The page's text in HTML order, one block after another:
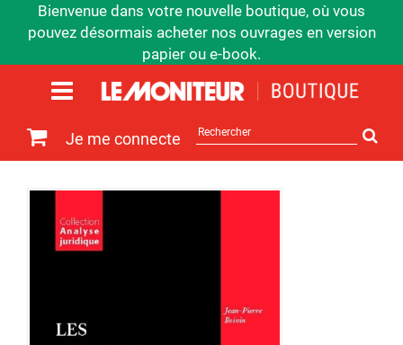
Bienvenue dans votre nouvelle boutique, où vous
pouvez désormais acheter nos ouvrages en version
papier ou e-book.
Je me connecte
sur
le